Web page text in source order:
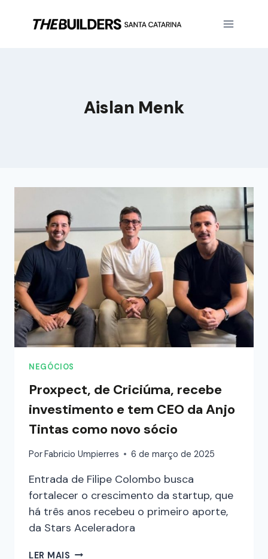
Aislan Menk
NEGÓCIOS
Proxpect, de Criciúma, recebe
investimento e tem CEO da Anjo
Tintas como novo sócio
PorFabricio Umpierres 6 de março de 2025
Entrada de Filipe Colombo busca
fortalecer o crescimento da startup, que
há três anos recebeu o primeiro aporte,
da Stars Aceleradora
LER MAIS